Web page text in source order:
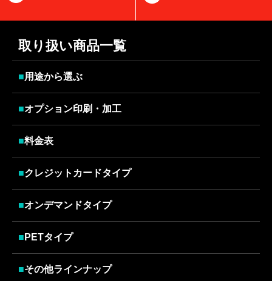
取り扱い商品一覧
■用途から選ぶ
■オプション印刷・加工
■料金表
■クレジットカードタイプ
■オンデマンドタイプ
■ PETタイプ
■その他ラインナップ